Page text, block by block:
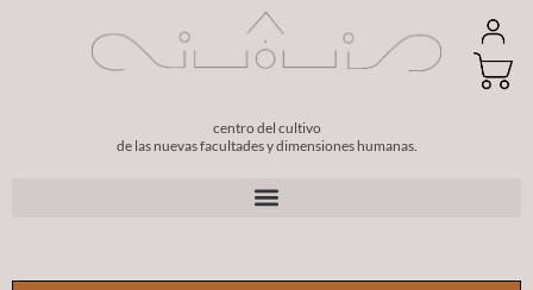
centro del cultivo
de las nuevas facultades y dimensiones humanas.